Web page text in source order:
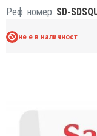
Реф. номер: SD-
не е в наличност